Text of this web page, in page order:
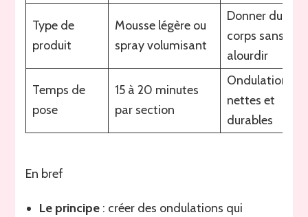
Type de
produit
Mousse légère ou
spray volumisant
Donner du
corps sans
alourdir
Temps de
pose
15 à 20 minutes
par section
Ondulations
nettes et
durables
En bref
Le principe : créer des ondulations qui